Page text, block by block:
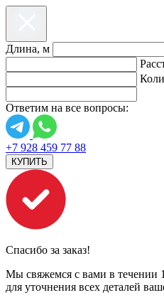
Длина, м
Ответим на все вопросы:
+7 928 459 77 88
КУПИТЬ
Спасибо за заказ!
Мы свяжемся с вами в течении
для уточнения всех деталей